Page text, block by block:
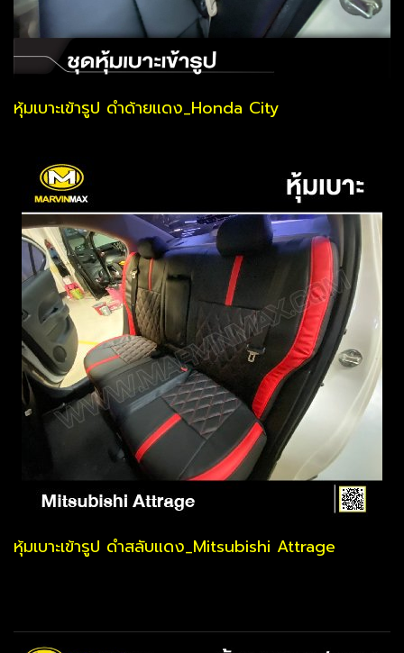
หุ้มเบาะเข้ารูป ดำด้ายแดง_Honda City
หุ้มเบาะเข้ารูป ดำสลับแดง_Mitsubishi Attrage